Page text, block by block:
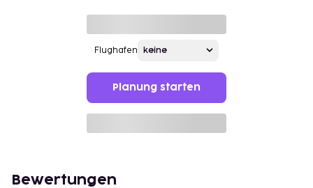
Flughafen
Planung starten
Bewertungen